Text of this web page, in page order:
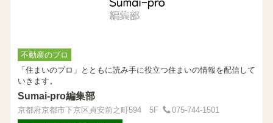
不動産のプロ
「住まいのプロ」とともに読み手に役立つ住まいの情報を配信して
いきます。
Sumai-pro編集部
京都府京都市下京区貞安前之町594 5F 075-744-1501